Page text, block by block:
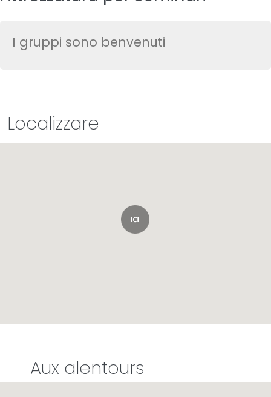
I gruppi sono benvenuti
Localizzare
Aux alentours